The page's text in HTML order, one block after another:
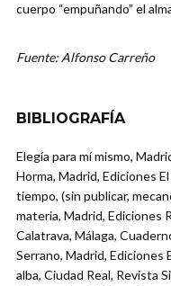
cuerpo “empuñando” el
Fuente: Alfonso Carreño
BIBLIOGRAFÍA
Elegía para mí mismo,
Horma, Madrid, Ediciones
tiempo, (sin publicar,
materia, Madrid, Ediciones
Calatrava, Málaga,
Serrano, Madrid, Ediciones
alba, Ciudad Real, Revista